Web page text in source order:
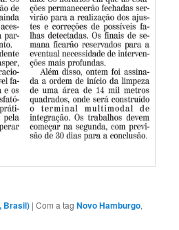
Brasil) |Com a tagNovo Hamburgo,